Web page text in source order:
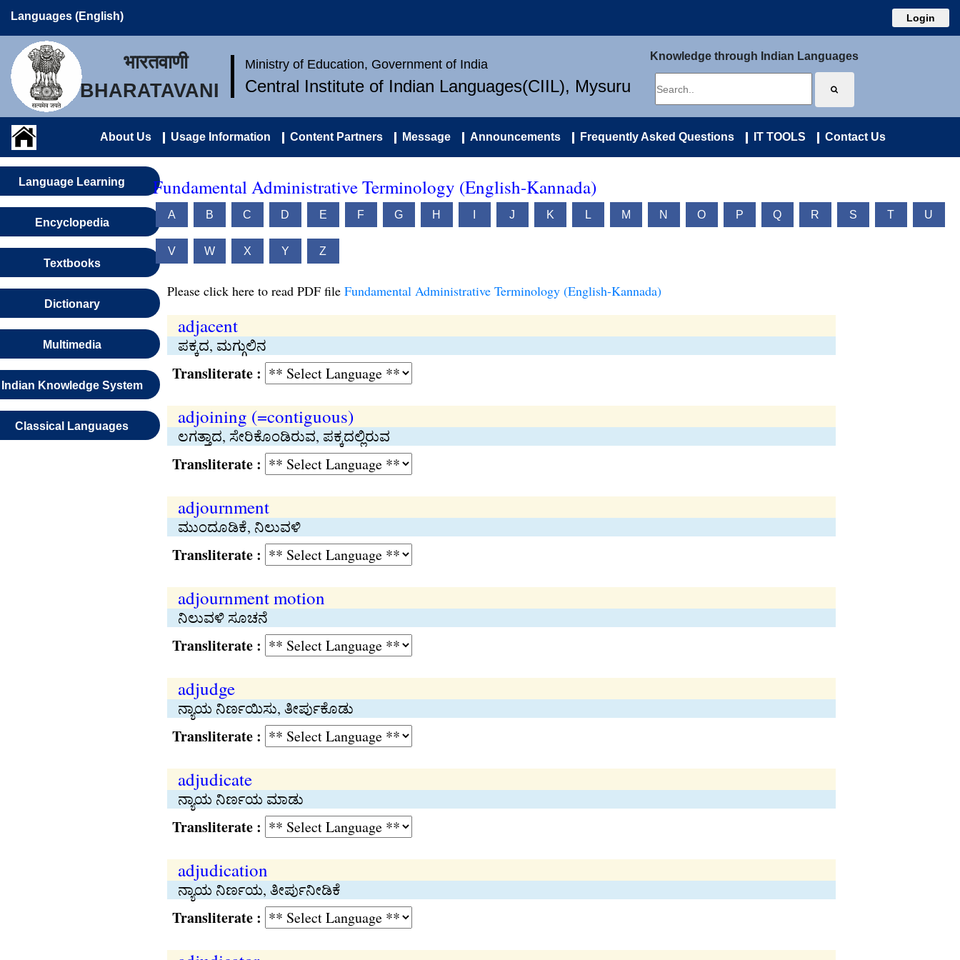
Languages (English) Login
भारतवाणी
BHARATAVANI
Ministry of Education, Government of India
Central Institute of Indian Languages(CIIL), Mysuru
Knowledge through Indian Languages
About Us Usage Information Content Partners Message Announcements Frequently Asked Questions IT TOOLS Contact Us
Language Learning
Encyclopedia
Textbooks
Dictionary
Multimedia
Indian Knowledge System
Classical Languages
Fundamental Administrative Terminology (English-Kannada)
A B C D E F G H J K L M N O P Q R S T U
V W X Y Z
Please click here to read PDF file Fundamental Administrative Terminology (English-Kannada)
adjacent
ಪಕ್ಕದ, ಮಗ್ಗುಲಿನ
Transliterate :
adjoining (=contiguous)
ಲಗತ್ತಾದ, ಸೇರಿಕೊಂಡಿರುವ, ಪಕ್ಕದಲ್ಲಿರುವ
Transliterate :
adjournment
ಮುಂದೂಡಿಕೆ, ನಿಲುವಳಿ
Transliterate :
adjournment motion
ನಿಲುವಳಿ ಸೂಚನೆ
Transliterate :
adjudge
ನ್ಯಾಯ ನಿರ್ಣಯಿಸು, ತೀರ್ಪುಕೊಡು
Transliterate :
adjudicate
ನ್ಯಾಯ ನಿರ್ಣಯ ಮಾಡು
Transliterate :
adjudication
ನ್ಯಾಯ ನಿರ್ಣಯ, ತೀರ್ಪುನೀಡಿಕೆ
Transliterate :